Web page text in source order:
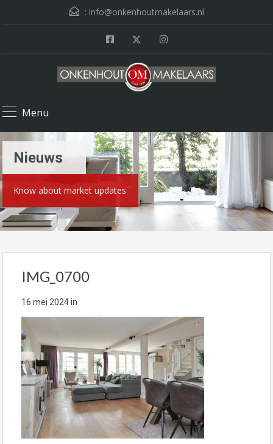
: info@onkenhoutmakelaars.nl
Menu
Nieuws
Know about market updates
IMG_0700
16 mei 2024in